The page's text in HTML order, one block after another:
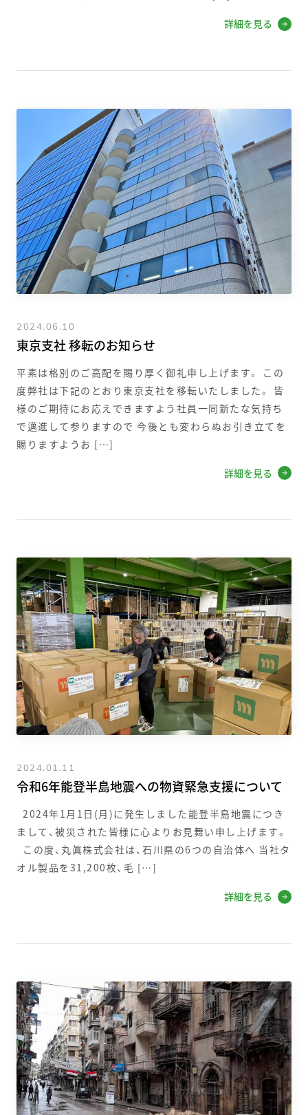
詳細を見る
2024.06.10
東京支社 移転のお知らせ
平素は格別のご高配を賜り厚く御礼申し上げます。 この
度弊社は下記のとおり東京支社を移転いたしました。 皆
様のご期待にお応えできますよう社員一同新たな気持ち
で邁進して参りますので 今後とも変わらぬお引き立てを
賜りますようお […]
詳細を見る
2024.01.11
令和6年能登半島地震への物資緊急支援について
2024年1月1日(月)に発生しました能登半島地震につき
まして、被災された皆様に心よりお見舞い申し上げます。
この度、丸眞株式会社は、石川県の6つの自治体へ 当社タ
オル製品を31,200枚、毛 […]
詳細を見る